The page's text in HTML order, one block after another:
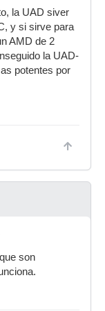
la UAD siver
y si sirve para
AMD de 2
la UAD-
potentes por
son